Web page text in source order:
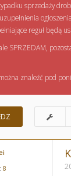
sprzedaży
reguł będą
SPRZEDAM,
znaleźć pod
8